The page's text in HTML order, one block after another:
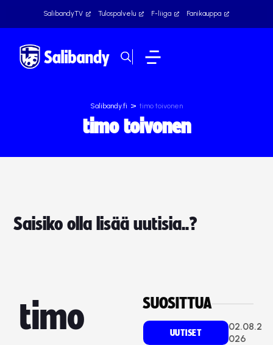
SalibandyTV Tulospalvelu F-liiga Fanikauppa
Salibandy.fi > timo toivonen
timo toivonen
Saisiko olla lisää uutisia..?
timo
SUOSITTUA
UUTISET
02.08.2
026